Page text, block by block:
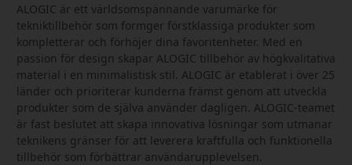
ALOGIC är ett världsomspännande varumärke för
tekniktillbehör som formger förstklassiga produkter som
kompletterar och förhöjer dina favoritenheter. Med en
passion för design skapar ALOGIC tillbehör av högkvalitativa
material i en minimalistisk stil. ALOGIC är etablerat i över 25
länder och prioriterar kunderna främst genom att utveckla
produkter som de själva använder dagligen. ALOGIC-teamet
är fast beslutet att skapa innovativa lösningar som utmanar
teknikens gränser för att leverera kraftfulla och funktionella
tillbehör som förbättrar användarupplevelsen.